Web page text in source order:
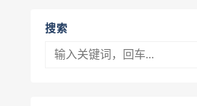
搜索